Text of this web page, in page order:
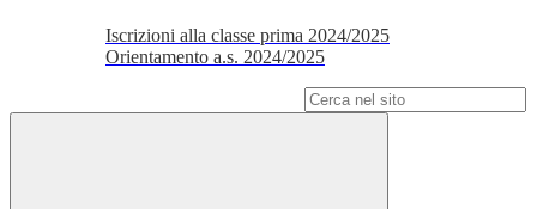
Iscrizioni alla classe prima 2024/2025
Orientamento a.s. 2024/2025